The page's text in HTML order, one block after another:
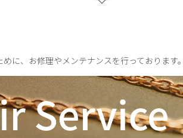
に、お修理やメンテナンスを行っております